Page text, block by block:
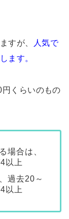
すが、
人気で
ます。
くらいのもの
場合は、
以上
過去20～
以上